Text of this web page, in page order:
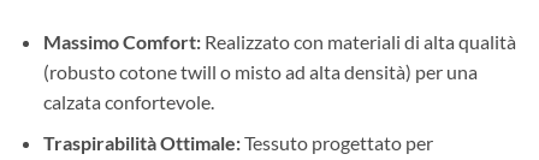
Massimo Comfort:Realizzato con materiali di alta qualità
(robusto cotone twill o misto ad alta densità) per una
calzata confortevole.
Traspirabilità Ottimale:Tessuto progettato per